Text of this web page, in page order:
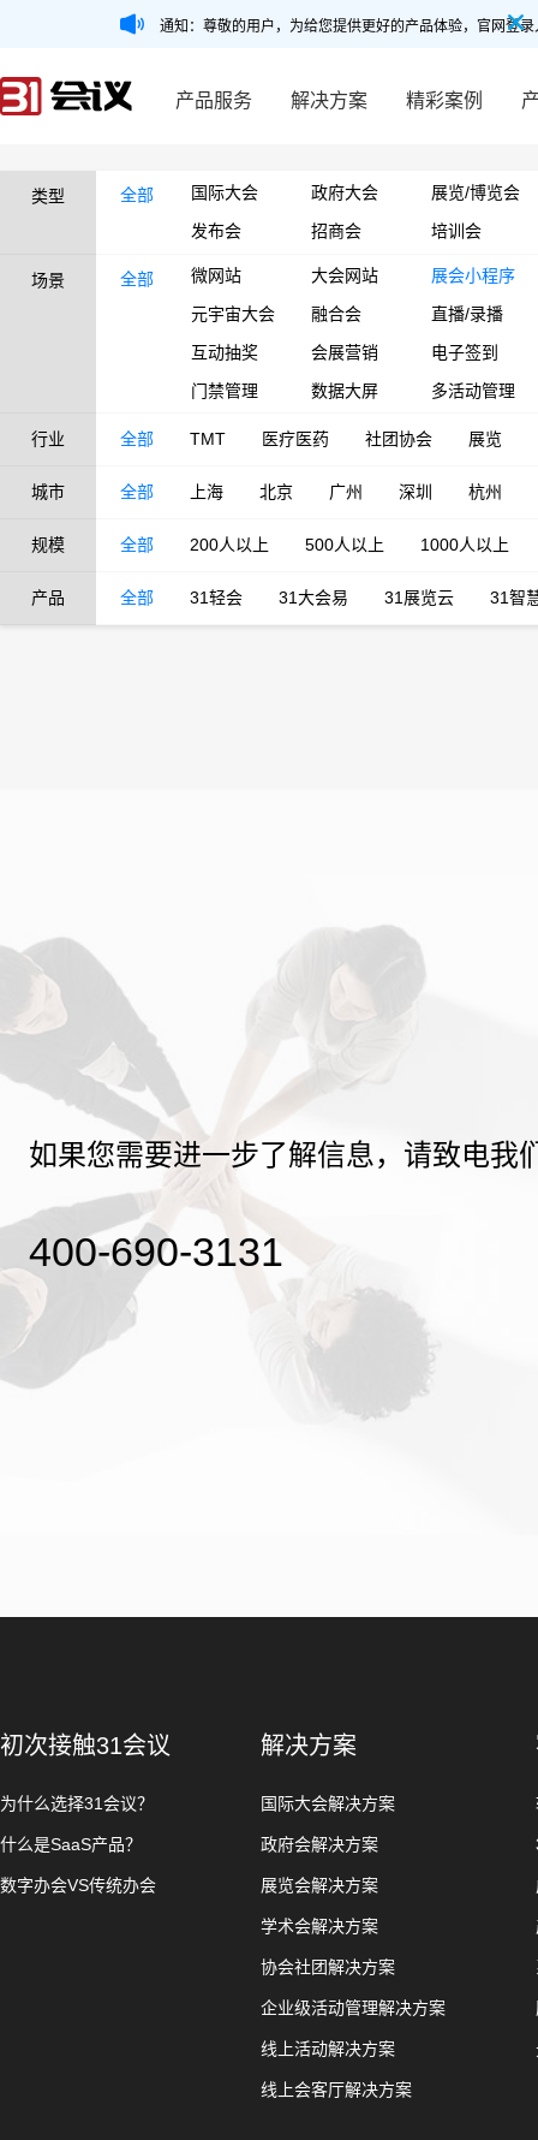
通知：尊敬的用户，为给您提供更好的产品体验，官网登
产品服务 解决方案 精彩案例
类型 全部 国际大会 政府大会
展览/博览会
发布会
招商会 培训会
场景 全部 微网站 大会网站
展会小程序
元宇宙大会
融合会
直播/录播
互动抽奖
会展营销
电子签到
门禁管理
数据大屏 多活动管理
行业 全部 TMT 医疗医药 社团协会 展览
城市 全部 上海 北京 广州 深圳 杭州
规模 全部 200人以上 500人以上 1000人以上
产品 全部 31轻会 31大会易 31展览云 31智
如果您需要进一步了解信息，请致电我
400-690-3131
初次接触31会议
为什么选择31会议？
什么是SaaS产品？
数字办会VS传统办会
解决方案
国际大会解决方案
政府会解决方案
展览会解决方案
学术会解决方案
协会社团解决方案
企业级活动管理解决方案
线上活动解决方案
线上会客厅解决方案